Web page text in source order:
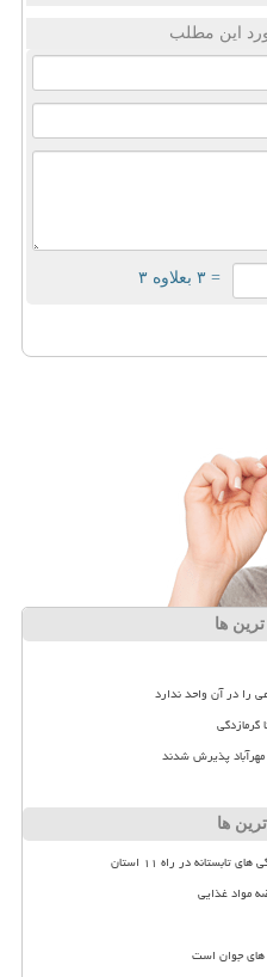
این مطلب
= ۳ بعلاوه ۳
ترین ها
را در آن واحد ندارد
گرمازدگی
ها
مواد غذایی